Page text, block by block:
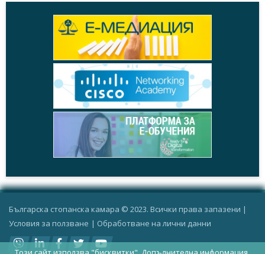
Българска стопанска камара © 2023. Всички права запазени |
Условия за ползване | Oбработване на лични данни